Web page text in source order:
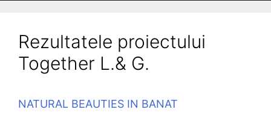
Rezultatele proiectului
Together L.& G.
NATURAL BEAUTIES IN BANAT